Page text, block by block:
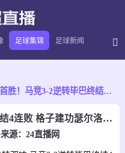
足球集锦 足球新闻
近5轮首胜！马竞3-2逆转毕巴终结4连败 格子建功瑟尔洛特双响
近5轮首胜！马竞3-2逆转毕巴终结4连败 格子建功瑟尔洛特双响
来源： 24直播网